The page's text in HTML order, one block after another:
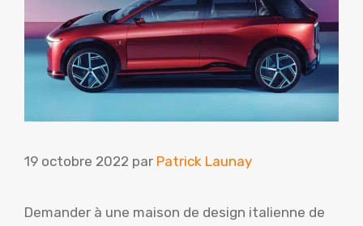
19 octobre 2022 par Patrick Launay
Demander à une maison de design italienne de